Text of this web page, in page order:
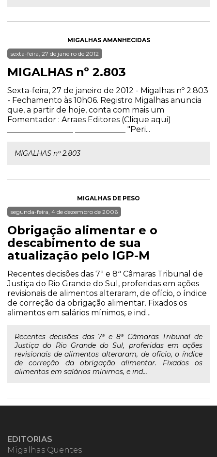
MIGALHAS AMANHECIDAS
sexta-feira, 27 de janeiro de 2012
MIGALHAS nº 2.803
Sexta-feira, 27 de janeiro de 2012 - Migalhas nº 2.803
- Fechamento às 10h06. Registro Migalhas anuncia
que, a partir de hoje, conta com mais um
Fomentador : Arraes Editores (Clique aqui)
_________________ _____________ "Peri...
MIGALHAS nº 2.803
MIGALHAS DE PESO
segunda-feira, 4 de dezembro de 2006
Obrigação alimentar e o
descabimento de sua
atualização pelo IGP-M
Recentes decisões das 7ª e 8ª Câmaras Tribunal de
Justiça do Rio Grande do Sul, proferidas em ações
revisionais de alimentos alteraram, de ofício, o índice
de correção da obrigação alimentar. Fixados os
alimentos em salários mínimos, e ind...
Recentes decisões das 7ª e 8ª Câmaras Tribunal de
Justiça do Rio Grande do Sul, proferidas em ações
revisionais de alimentos alteraram, de ofício, o índice
de correção da obrigação alimentar. Fixados os
alimentos em salários mínimos, e ind...
EDITORIAS
Migalhas Quentes